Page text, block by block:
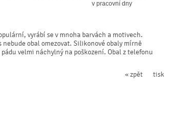
v pracovní dny
vyrábí se v mnoha barvách a motivech.
obal omezovat. Silikonové obaly mírně
velmi náchylný na poškození. Obal z telefonu
tisk
« zpět